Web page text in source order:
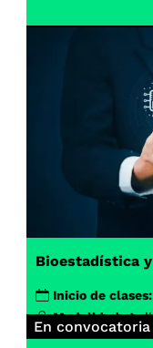
En convocatoria
Bioestadística
Inicio de clases:
Modalidad: A